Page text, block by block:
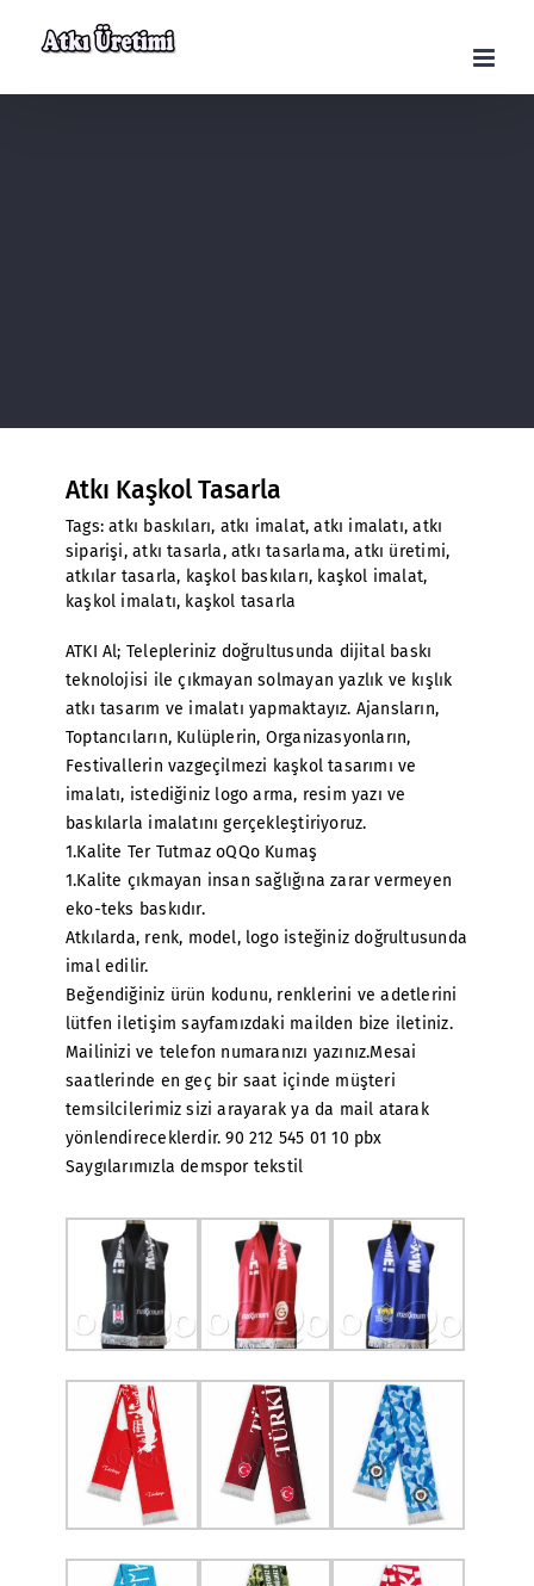
Atkı Kaşkol Tasarla
Tags:atkı baskıları, atkı imalat,atkı imalatı,atkı
siparişi,atkı tasarla,atkı tasarlama,atkı üretimi,
atkılar tasarla, kaşkol baskıları, kaşkol imalat,
kaşkol imalatı, kaşkol tasarla
ATKI Al; Telepleriniz doğrultusunda dijital baskı
teknolojisi ile çıkmayan solmayan yazlık ve kışlık
atkı tasarım ve imalatı yapmaktayız. Ajansların,
Toptancıların, Kulüplerin, Organizasyonların,
Festivallerin vazgeçilmezi kaşkol tasarımı ve
imalatı, istediğiniz logo arma, resim yazı ve
baskılarla imalatını gerçekleştiriyoruz.
1.Kalite Ter Tutmaz oQQo Kumaş
1.Kalite çıkmayan insan sağlığına zarar vermeyen
eko-teks baskıdır.
Atkılarda, renk, model, logo isteğiniz doğrultusunda
imal edilir.
Beğendiğiniz ürün kodunu, renklerini ve adetlerini
lütfen iletişim sayfamızdaki mailden bize iletiniz.
Mailinizi ve telefon numaranızı yazınız.Mesai
saatlerinde en geç bir saat içinde müşteri
temsilcilerimiz sizi arayarak ya da mail atarak
yönlendireceklerdir. 90 212 545 01 10 pbx
Saygılarımızla demspor tekstil